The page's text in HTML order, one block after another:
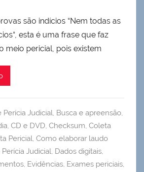
são indícios “Nem todas as
esta é uma frase que faz
meio pericial, pois existem
Perícia Judicial, Busca e apreensão,
, CD e DVD, Checksum, Coleta
Pericial, Como elaborar laudo
Judicial, Dados digitais,
, Evidências, Exames periciais,